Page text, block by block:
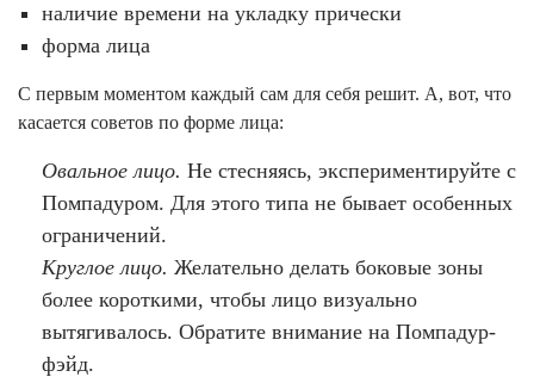
наличие времени на укладку прически
форма лица
С первым моментом каждый сам для себя решит. А, вот, что
касается советов по форме лица:
Овальное лицо. Не стесняясь, экспериментируйте с
Помпадуром. Для этого типа не бывает особенных
ограничений.
Круглое лицо. Желательно делать боковые зоны
более короткими, чтобы лицо визуально
вытягивалось. Обратите внимание на Помпадур-
фэйд.